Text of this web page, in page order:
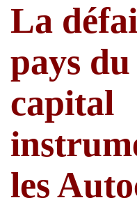
La
pays
capital
les